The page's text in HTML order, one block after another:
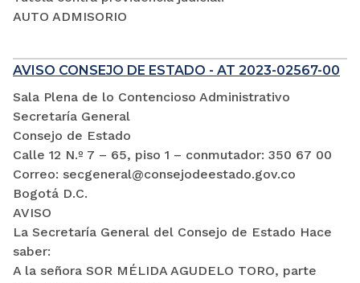
AUTO ADMISORIO
AVISO CONSEJO DE ESTADO - AT 2023-02567-00
Sala Plena de lo Contencioso Administrativo
Secretaría General
Consejo de Estado
Calle 12 N.º 7 – 65, piso 1 – conmutador: 350 67 00
Correo: secgeneral@consejodeestado.gov.co
Bogotá D.C.
AVISO
La Secretaría General del Consejo de Estado Hace
saber:
A la señora SOR MÉLIDA AGUDELO TORO, parte